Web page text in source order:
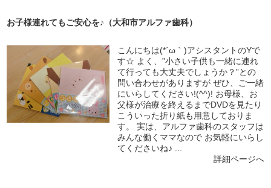
お子様連れてもご安心を♪（大和市アルファ歯科）
こんにちは(*´ω｀)アシスタントのYで
す☆ よく、”小さい子供も一緒に連れ
て行っても大丈夫でしょうか？”との
問い合わせがありますが ぜひ、ご一緒
にいらしてください!(^^)! お母様、お
父様が治療を終えるまでDVDを見たり
こういった折り紙も用意しておりま
す。 実は、アルファ歯科のスタッフは
みんな働くママなので お気軽にいらし
てくださいね♪ ...
詳細ページへ